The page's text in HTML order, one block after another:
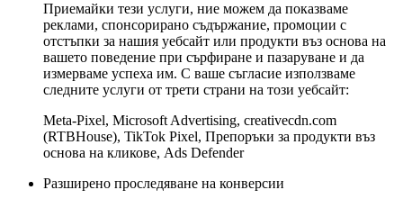
Приемайки тези услуги, ние можем да показваме
реклами, спонсорирано съдържание, промоции с
отстъпки за нашия уебсайт или продукти въз основа на
вашето поведение при сърфиране и пазаруване и да
измерваме успеха им. С ваше съгласие използваме
следните услуги от трети страни на този уебсайт:
Meta-Pixel, Microsoft Advertising, creativecdn.com
(RTBHouse), TikTok Pixel, Препоръки за продукти въз
основа на кликове, Ads Defender
Разширено проследяване на конверсии